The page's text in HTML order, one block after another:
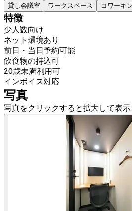
貸し会議室 ワークスペース コワーキ
特徴
少人数向け
ネット環境あり
前日・当日予約可能
飲食物の持込可
20歳未満利用可
インボイス対応
写真
写真をクリックすると拡大して表示